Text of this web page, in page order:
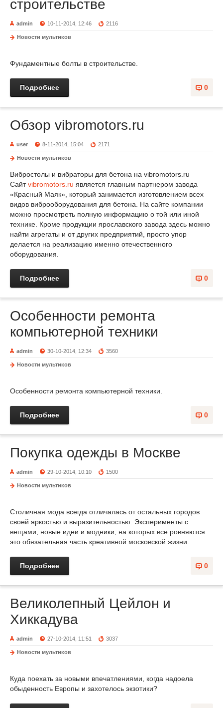
строительстве
admin 10-11-2014, 12:46 2116
Новости мультиков
Фундаментные болты в строительстве.
0
Подробнее
Обзор vibromotors.ru
user 8-11-2014, 15:04 2171
Новости мультиков
Вибростолы и вибраторы для бетона на vibromotors.ru
Сайтvibromotors.ru является главным партнером завода
«Красный Маяк», который занимается изготовлением всех
видов виброоборудования для бетона. На сайте компании
можно просмотреть полную информацию о той или иной
технике. Кроме продукции ярославского завода здесь можно
найти агрегаты и от других предприятий, просто упор
делается на реализацию именно отечественного
оборудования.
0
Подробнее
Особенности ремонта
компьютерной техники
admin 30-10-2014, 12:34 3560
Новости мультиков
Особенности ремонта компьютерной техники.
0
Подробнее
Покупка одежды в Москве
admin 29-10-2014, 10:10 1500
Новости мультиков
Столичная мода всегда отличалась от остальных городов
своей яркостью и выразительностью. Эксперименты с
вещами, новые идеи и модники, на которых все ровняются
это обязательная часть креативной московской жизни.
0
Подробнее
Великолепный Цейлон и
Хиккадува
admin 27-10-2014, 11:51 3037
Новости мультиков
Куда поехать за новыми впечатлениями, когда надоела
обыденность Европы и захотелось экзотики?